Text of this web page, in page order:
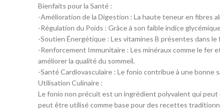
Bienfaits pour la Santé :
-Amélioration de la Digestion : La haute teneur en fibres
-Régulation du Poids : Grâce à son faible indice
-Soutien Énergétique : Les vitamines B présentes dans
-Renforcement Immunitaire : Les minéraux comme le fer
améliorer la qualité du sommeil.
-Santé Cardiovasculaire : Le fonio contribue à une
Utilisation Culinaire :
Le fonio non précuit est un ingrédient polyvalent qui peut
peut être utilisé comme base pour des recettes